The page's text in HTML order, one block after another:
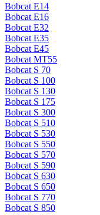
Bobcat E14
Bobcat E16
Bobcat E32
Bobcat E35
Bobcat E45
Bobcat MT55
Bobcat S 70
Bobcat S 100
Bobcat S 130
Bobcat S 175
Bobcat S 300
Bobcat S 510
Bobcat S 530
Bobcat S 550
Bobcat S 570
Bobcat S 590
Bobcat S 630
Bobcat S 650
Bobcat S 770
Bobcat S 850